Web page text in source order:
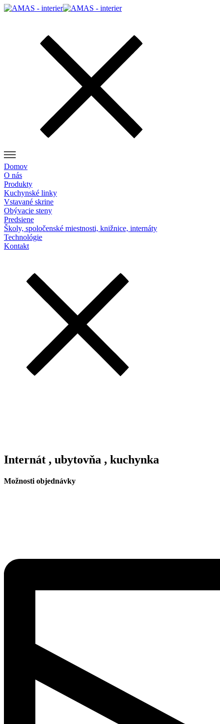
Domov
O nás
Produkty
Kuchynské linky
Vstavané skrine
Obývacie steny
Predsiene
Školy, spoločenské miestnosti, knižnice, internáty
Technológie
Kontakt
Internát , ubytovňa , kuchynka
Možnosti objednávky